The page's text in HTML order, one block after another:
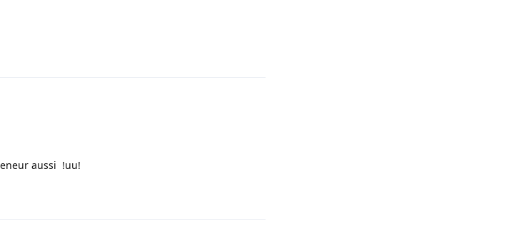
aussi !uu!